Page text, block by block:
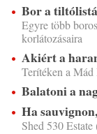
Bor a
Egyre több
korlátozásaira
Akiért a
Terítéken a
Balatoni a
Ha
Shed 530